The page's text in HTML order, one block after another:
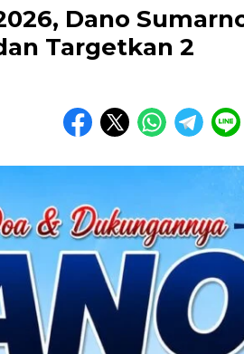
Dano
Targetkan 2